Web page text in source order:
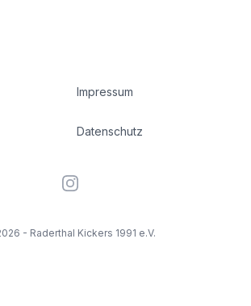
Impressum
Datenschutz
Instagram
- Raderthal Kickers 1991 e.V.